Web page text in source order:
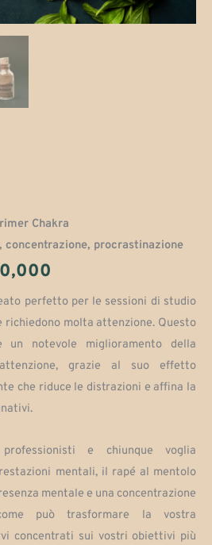
Chakra
concentrazione, procrastinazione
di
prezzo:
da
$100,000
$160,000
perfetto per le sessioni di studio
molta attenzione. Questo
notevole miglioramento della
grazie al suo effetto
che riduce le distrazioni e affina la
e chiunque voglia
mentali, il rapé al mentolo
mentale e una concentrazione
può trasformare la vostra
concentrati sui vostri obiettivi più